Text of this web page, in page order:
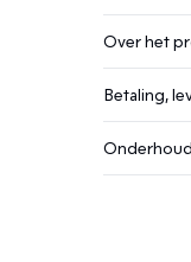
Over het
Betaling,